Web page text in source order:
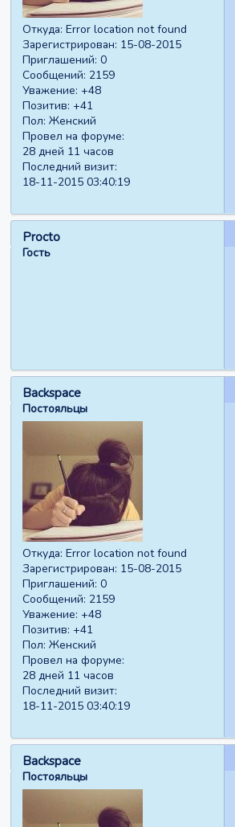
Откуда: Error location not found
Зарегистрирован: 15-08-2015
Приглашений: 0
Сообщений: 2159
Уважение: +48
Позитив: +41
Пол: Женский
Провел на форуме:
28 дней 11 часов
Последний визит:
18-11-2015 03:40:19
Procto
Гость
Backspace
Постояльцы
Откуда: Error location not found
Зарегистрирован: 15-08-2015
Приглашений: 0
Сообщений: 2159
Уважение: +48
Позитив: +41
Пол: Женский
Провел на форуме:
28 дней 11 часов
Последний визит:
18-11-2015 03:40:19
Backspace
Постояльцы